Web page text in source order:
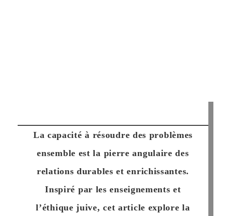
La capacité à résoudre des problèmes
ensemble est la pierre angulaire des
relations durables et enrichissantes.
Inspiré par les enseignements et
l’éthique juive, cet article explore la